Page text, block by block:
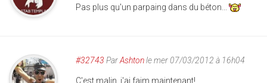
Pas plus qu'un parpaing dans du béton...
#32743 ParAshtonle mer 07/03/2012 à 16h04
C'est malin, j'ai faim maintenant!